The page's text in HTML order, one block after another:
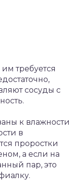
требуется
сосуды с
к влажности
в
проростки
а если на
пар, это